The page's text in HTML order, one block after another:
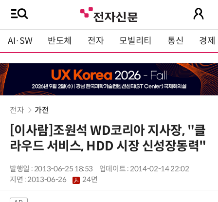
AI·SW 반도체 전자 모빌리티 통신 경제
전자 가전
[이사람]조원석 WD코리아 지사장, "클
라우드 서비스, HDD 시장 신성장동력"
발행일 : 2013-06-25 18:53
업데이트 : 2014-02-14 22:02
지면 :2013-06-26 24면